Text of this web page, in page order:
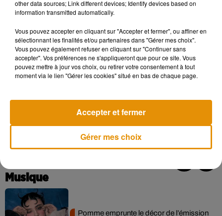
Musique
Pomme emprunte le décor de l’émission
other data sources; Link different devices; Identify devices based on
information transmitted automatically.
Vous pouvez accepter en cliquant sur "Accepter et fermer", ou affiner en
sélectionnant les finalités et/ou partenaires dans "Gérer mes choix".
Vous pouvez également refuser en cliquant sur "Continuer sans
accepter". Vos préférences ne s'appliqueront que pour ce site. Vous
pouvez mettre à jour vos choix, ou retirer votre consentement à tout
moment via le lien "Gérer les cookies" situé en bas de chaque page.
Gérer mes choix
Accepter et fermer